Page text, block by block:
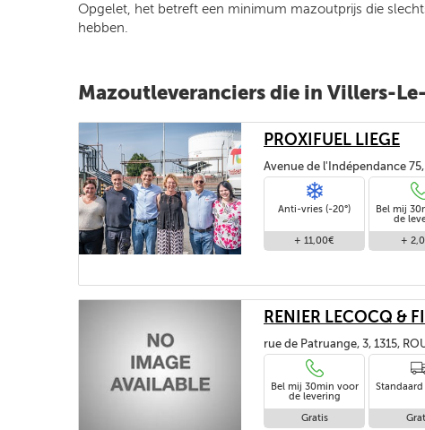
Opgelet, het betreft een minimum mazoutprijs die
hebben.
Mazoutleveranciers die in Villers-
PROXIFUEL LIEGE
Avenue de l'Indépendance
Anti-vries (-20°)
+ 11,00€
Bel mij
de
+
RENIER LECOCQ &
rue de Patruange, 3, 1315,
Bel mij 30min voor
de levering
Gratis